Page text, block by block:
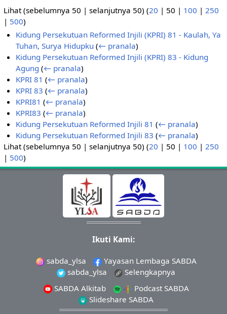
Lihat (sebelumnya 50 | selanjutnya 50) (20 | 50 | 100 | 250
| 500)
Kidung Persekutuan Reformed Injili (KPRI) 81 - Kaulah, Ya
Tuhan, Surya Hidupku (← pranala)
Kidung Persekutuan Reformed Injili (KPRI) 83 - Kidung
Agung (← pranala)
KPRI 81 (← pranala)
KPRI 83 (← pranala)
KPRI81 (← pranala)
KPRI83 (← pranala)
Kidung Persekutuan Reformed Injili 81 (← pranala)
Kidung Persekutuan Reformed Injili 83 (← pranala)
Lihat (sebelumnya 50 | selanjutnya 50) (20 | 50 | 100 | 250
| 500)
Ikuti Kami:
sabda_ylsa
Yayasan Lembaga SABDA
sabda_ylsa
Selengkapnya
SABDA Alkitab
Podcast SABDA
Slideshare SABDA